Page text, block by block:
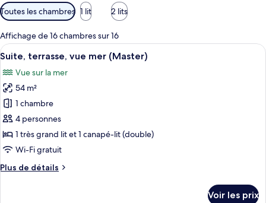
Filtres
disponibles
pour
les
chambres
Toutes les chambres 1 lit 2 lits
Affichage de 16 chambres sur 16
Afficher
toutes
les
photos
pour
ce
type
de
chambre :
Suite,
Une chambre d’hôtel avec un
3
Suite, terrasse, vue mer (Master)
Vue sur la mer
54 m²
1 chambre
4 personnes
1 très grand lit et 1 canapé-lit (double)
Wi-Fi gratuit
Plus de détails
Plus
Voir les prix